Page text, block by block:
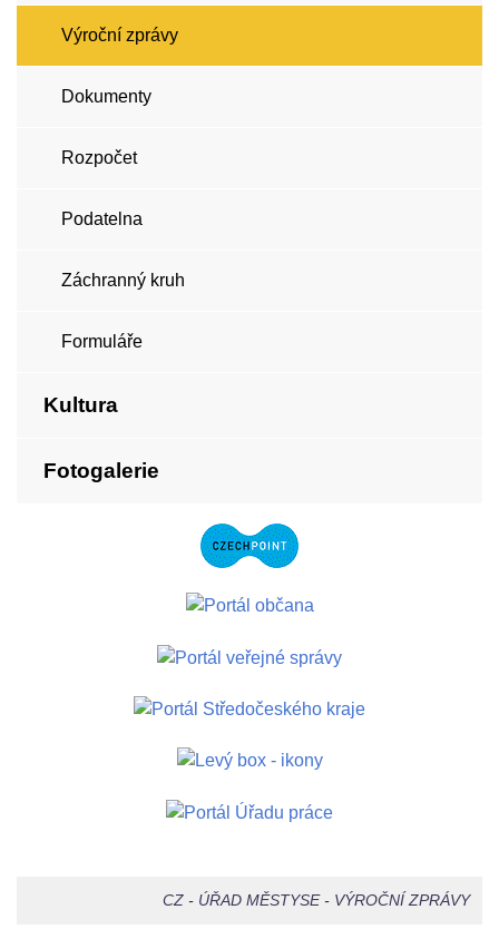
Výroční zprávy
Dokumenty
Rozpočet
Podatelna
Záchranný kruh
Formuláře
Kultura
Fotogalerie
CZ- ÚŘAD MĚSTYSE- VÝROČNÍ ZPRÁVY